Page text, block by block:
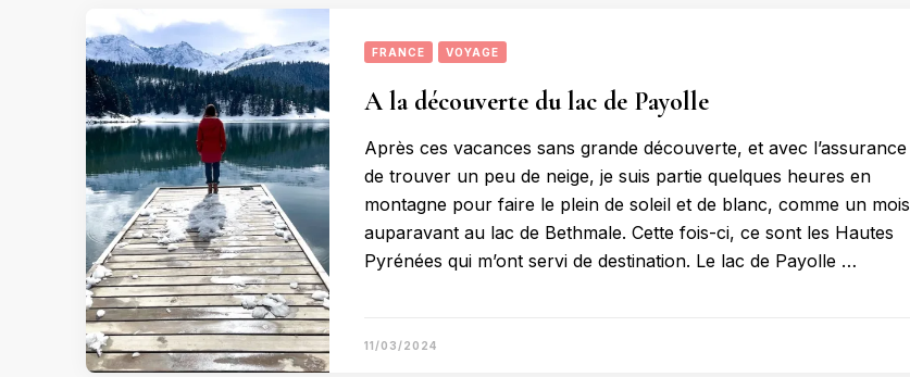
FRANCE VOYAGE
A la découverte du lac de Payolle
Après ces vacances sans grande découverte, et avec l’assurance
de trouver un peu de neige, je suis partie quelques heures en
montagne pour faire le plein de soleil et de blanc, comme un mois
auparavant au lac de Bethmale. Cette fois-ci, ce sont les Hautes
Pyrénées qui m’ont servi de destination. Le lac de Payolle …
11/03/2024